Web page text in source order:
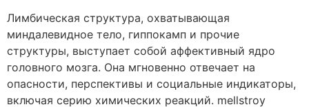
Лимбическая структура, охватывающая
миндалевидное тело, гиппокамп и прочие
структуры, выступает собой аффективный ядро
головного мозга. Она мгновенно отвечает на
опасности, перспективы и социальные индикаторы,
включая серию химических реакций. mellstroy